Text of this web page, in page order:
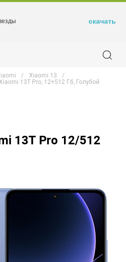
Xiaomi 13
13T Pro, 12+512 Гб, Голубой
13T Pro 12/512
скачать